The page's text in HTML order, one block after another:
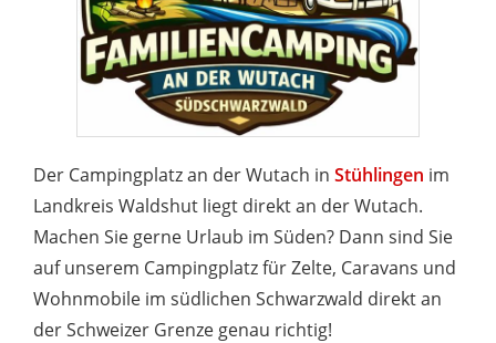
Der Campingplatz an der Wutach in Stühlingen im
Landkreis Waldshut liegt direkt an der Wutach.
Machen Sie gerne Urlaub im Süden? Dann sind Sie
auf unserem Campingplatz für Zelte, Caravans und
Wohnmobile im südlichen Schwarzwald direkt an
der Schweizer Grenze genau richtig!